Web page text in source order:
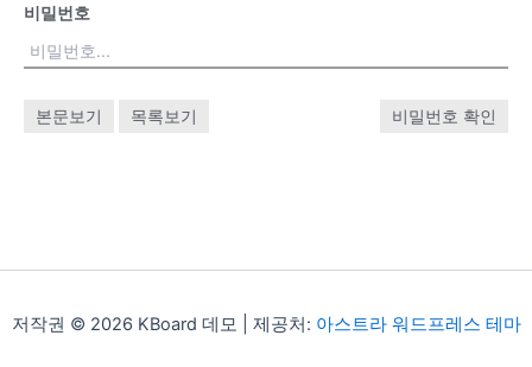
비밀번호
본문보기 목록보기 비밀번호 확인
저작권 © 2026 KBoard 데모 | 제공처: 아스트라 워드프레스 테마